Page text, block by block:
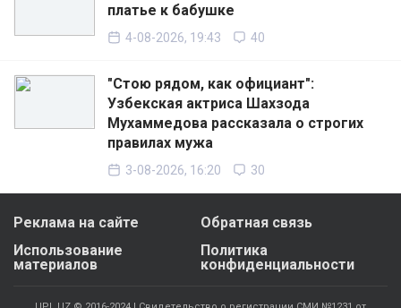
платье к бабушке
4-08-2026, 19:43 40
"Стою рядом, как официант":
Узбекская актриса Шахзода
Мухаммедова рассказала о строгих
правилах мужа
3-08-2026, 16:20 30
Реклама на сайте
Обратная связь
Использование
материалов
Политика
конфиденциальности